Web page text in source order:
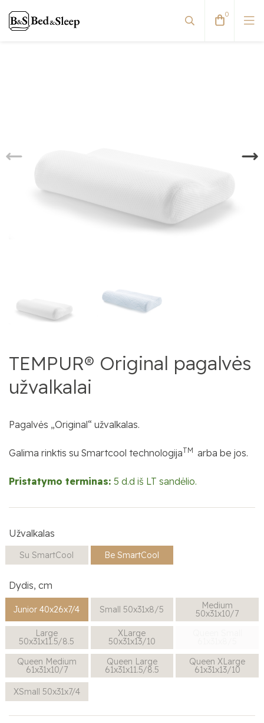
Pagalvių užvalkalai
0
TEMPUR® Original pagalvės
užvalkalai
Pagalvės „Original“ užvalkalas.
Galima rinktis su Smartcool technologijaTM arba be jos.
Pristatymo terminas: 5 d.d iš LT sandėlio.
Užvalkalas
Su SmartCool Be SmartCool
Dydis, cm
Junior 40x26x7/4 Small 50x31x8/5 Medium
50x31x10/7
Large
50x31x11.5/8.5
XLarge
50x31x13/10
Queen Medium
61x31x10/7
Queen Large
61x31x11.5/8.5
Queen XLarge
61x31x13/10
XSmall 50x31x7/4